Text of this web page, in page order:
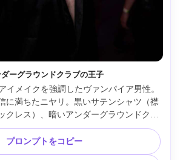
ダーグラウンドクラブの王子
イメイクを強調したヴァンパイア男性。
に満ちたニヤリ。黒いサテンシャツ（襟
クレス）、暗いアンダーグラウンドクラ
煙。赤いストロボのキーライトにパープ
拡散。Sony A7S III、35mm f/1.4、上半
ル、反抗的なナイトライフムード。リア
プロンプトをコピー